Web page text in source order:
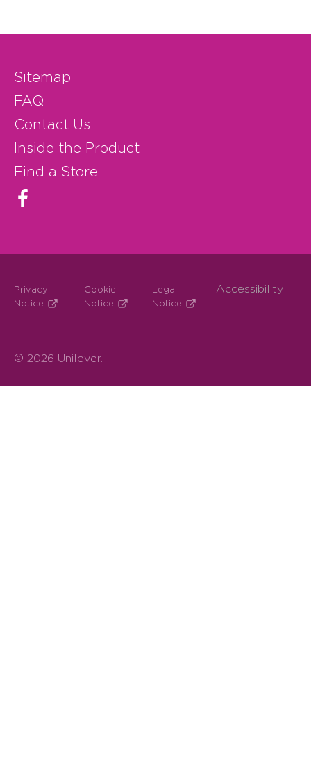
Sitemap
FAQ
Contact Us
Inside the Product
Find a Store
© 2026 Unilever.
Privacy
Notice
Cookie
Notice
Legal
Notice
Accessibility